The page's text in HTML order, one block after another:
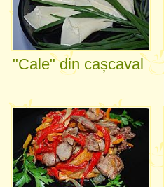
"Cale" din cașcaval